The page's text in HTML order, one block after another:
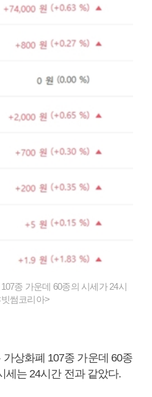
종 가운데 60종의 시세가 24시
썸코리아>
상화폐 107종 가운데 60종
세는 24시간 전과 같았다.